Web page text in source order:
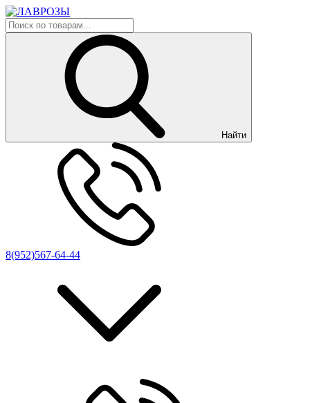
Найти
8(952)567-64-44